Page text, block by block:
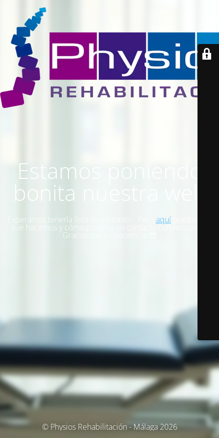
Estamos poniendo
bonita nuestra web
Esperamos tenerla lista muy pronto. Pero aquípuedes ver
qué hacemos y cómo ponerte en contacto con nosotros.
Gracias por tu paciencia 🥹
© Physios Rehabilitación - Málaga 2026